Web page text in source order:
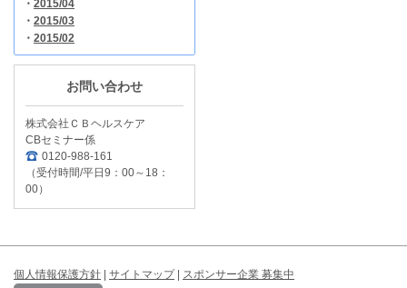
・ 2015/04
・ 2015/03
・ 2015/02
お問い合わせ
株式会社ＣＢヘルスケア
CBセミナー係
0120-988-161
（受付時間/平日9：00～18：
00）
個人情報保護方針 | サイトマップ | スポンサー企業 募集中